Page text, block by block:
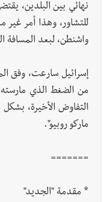
نهائي بين البلدين،
للتشاور، وهذا أمر
واشنطن، لبعد المسافة
إسرائيل سارعت، وفق
من الضغط الذي
التفاوض الأخيرة،
ماركو روبيو".
=======
* مقدمة "الجديد"